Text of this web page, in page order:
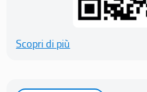
Scopri di più